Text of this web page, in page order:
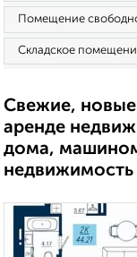
Помещение
Складское
Свежие,
аренде
дома,
недвижимость